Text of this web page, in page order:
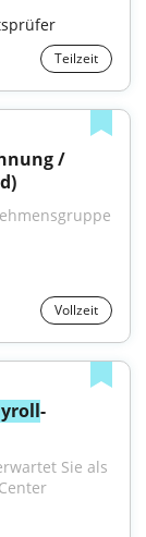
Teilzeit
/
Vollzeit
-
Sie als